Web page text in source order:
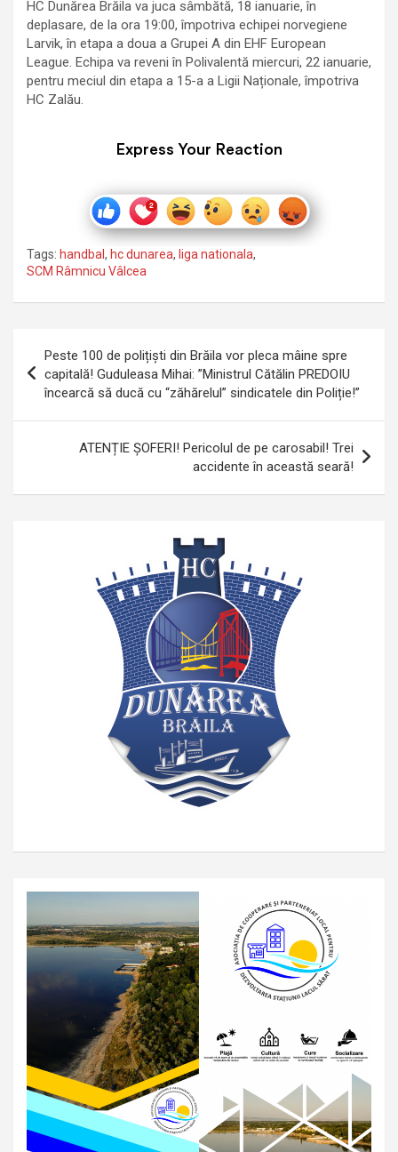
HC Dunărea Brăila va juca sâmbătă, 18 ianuarie, în
deplasare, de la ora 19:00, împotriva echipei norvegiene
Larvik, în etapa a doua a Grupei A din EHF European
League. Echipa va reveni în Polivalentă miercuri, 22 ianuarie,
pentru meciul din etapa a 15-a a Ligii Naționale, împotriva
HC Zalău.
Express Your Reaction
Tags: handbal , hc dunarea, liga nationala,
SCM Râmnicu Vâlcea
în
articole
Peste 100 de polițiști din Brăila vor pleca mâine spre
capitală! Guduleasa Mihai: ”Ministrul Cătălin PREDOIU
încearcă să ducă cu “zăhărelul” sindicatele din Poliție!”
ATENȚIE ȘOFERI! Pericolul de pe carosabil! Trei
accidente în această seară!